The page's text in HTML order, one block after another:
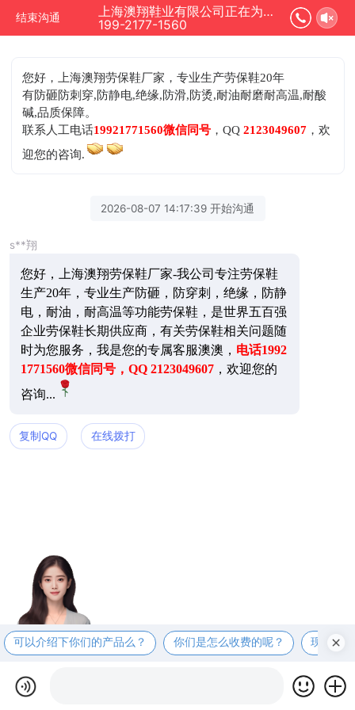
结束沟通
上海澳翔鞋业有限公司正在为您服务
199-2177-1560
您好，上海澳翔劳保鞋厂家，专业生产劳保鞋20年
有防砸防刺穿,防静电,绝缘,防滑,防烫,耐油耐磨耐高温,耐酸
碱,品质保障。
联系人工电话19921771560微信同号 ，QQ2123049607 ，欢
迎您的咨询.
2026-08-07 14:17:39 开始沟通
s**翔
您好，上海澳翔劳保鞋厂家-我公司专注劳保鞋
生产20年，专业生产防砸，防穿刺，绝缘，防静
电，耐油，耐高温等功能劳保鞋，是世界五百强
企业劳保鞋长期供应商，有关劳保鞋相关问题随
时为您服务，我是您的专属客服澳澳， 电话1992
1771560微信同号，QQ 2123049607，欢迎您的
咨询...
复制QQ 在线拨打
可以介绍下你们的产品么？ 你们是怎么收费的呢？ 现在有